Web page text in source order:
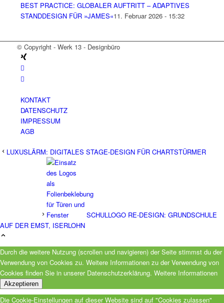
BEST PRACTICE: GLOBALER AUFTRITT – ADAPTIVES
STANDDESIGN FÜR »JAMES«11. Februar 2026 - 15:32
© Copyright - Werk 13 - Designbüro
KONTAKT
DATENSCHUTZ
IMPRESSUM
AGB
LUXUSLÄRM: DIGITALES STAGE-DESIGN FÜR CHARTSTÜRMER
SCHULLOGO RE-DESIGN: GRUNDSCHULE
AUF DER EMST, ISERLOHN
Durch die weitere Nutzung (scrollen und navigieren) der Seite stimmst du der
Verwendung von Cookies zu. Weitere Informationen zu der Verwendung von
Cookies finden Sie in unserer Datenschutzerklärung. Weitere Informationen
Akzeptieren
Die Cookie-Einstellungen auf dieser Website sind auf "Cookies zulassen"